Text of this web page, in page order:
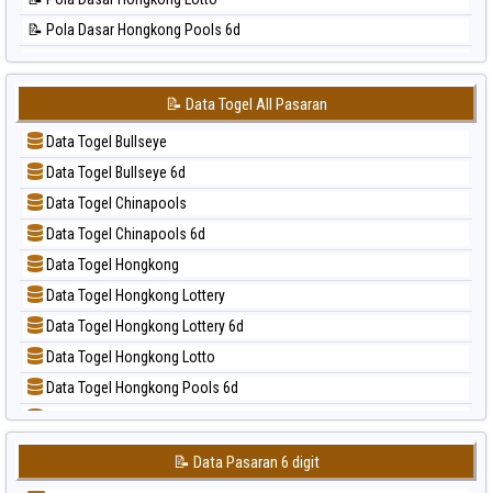
📊 Statistik Sao Paulo
📊 Statistik Singapore
📊 Statistik Sydney
📊 Statistik Sydney Lottery
📊 Statistik Sydney Lottery 6d
📊 Statistik Sydney Lotto
📊 Statistik Sydney Pools 6d
📊 Statistik Taipei
📊 Statistik Taiwan
📝 Pola Dasar Hongkong Pools 6d
📝 Pola Dasar Japan
📝 Pola Dasar Japan 6d
📝 Pola Dasar Korea
📝 Pola Dasar Kuda Lari
📝 Pola Dasar Magnum Cambodia
📝 Pola Dasar Nagoya
📝 Pola Dasar North Carolina Day
📝 Pola Dasar Pcso
📝 Pola Dasar Sao Paulo
📝 Pola Dasar Singapore
📝 Pola Dasar Sydney
📝 Pola Dasar Sydney Lottery
📝 Pola Dasar Sydney Lottery 6d
📝 Pola Dasar Sydney Lotto
📝 Data Togel All Pasaran
Data Togel Bullseye
Data Togel Bullseye 6d
Data Togel Chinapools
Data Togel Chinapools 6d
Data Togel Hongkong
Data Togel Hongkong Lottery
Data Togel Hongkong Lottery 6d
Data Togel Hongkong Lotto
Data Togel Hongkong Pools 6d
Data Togel Japan
Data Togel Japan 6d
Data Togel Korea
📝 Data Pasaran 6 digit